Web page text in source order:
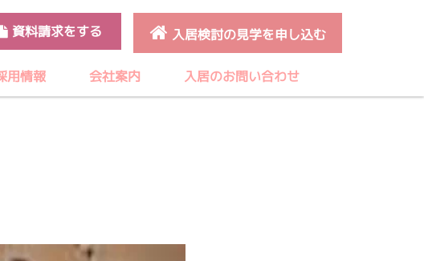
入居検討の見学を申し込む
資料請求をする
用情報 会社案内 入居のお問い合わせ